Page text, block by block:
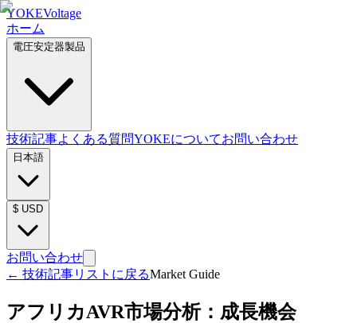
YOKEVoltage
ホーム
電圧安定器製品
技術記事よくある質問YOKEについてお問い合わせ
日本語
$ USD
お問い合わせ
← 技術記事リストに戻るMarket Guide
アフリカAVR市場分析：成長機会